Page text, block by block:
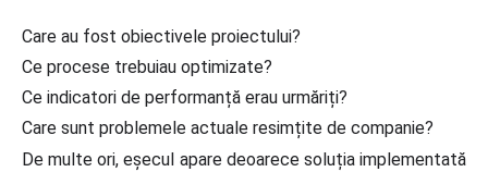
Care au fost obiectivele proiectului?
Ce procese trebuiau optimizate?
Ce indicatori de performanță erau urmăriți?
Care sunt problemele actuale resimțite de companie?
De multe ori, eșecul apare deoarece soluția implementată